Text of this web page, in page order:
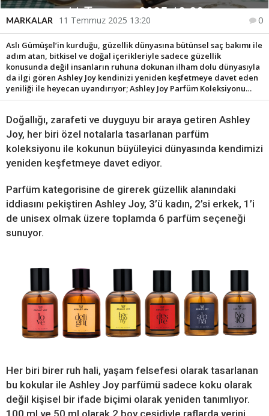
11 Temmuz 2025 13:20
MARKALAR 11 Temmuz 2025 13:20 0
Aslı Gümüşel’in kurduğu, güzellik dünyasına bütünsel saç bakımı ile
adım atan, bitkisel ve doğal içerikleriyle sadece güzellik
konusunda değil insanların ruhuna dokunan ilham dolu dünyasıyla
da ilgi gören Ashley Joy kendinizi yeniden keşfetmeye davet eden
yeniliği ile heyecan uyandırıyor; Ashley Joy Parfüm Koleksiyonu…
Doğallığı, zarafeti ve duyguyu bir araya getiren Ashley
Joy, her biri özel notalarla tasarlanan parfüm
koleksiyonu ile kokunun büyüleyici dünyasında kendimizi
yeniden keşfetmeye davet ediyor.
Parfüm kategorisine de girerek güzellik alanındaki
iddiasını pekiştiren Ashley Joy, 3’ü kadın, 2’si erkek, 1’i
de unisex olmak üzere toplamda 6 parfüm seçeneği
sunuyor.
Her biri birer ruh hali, yaşam felsefesi olarak tasarlanan
bu kokular ile Ashley Joy parfümü sadece koku olarak
değil kişisel bir ifade biçimi olarak yeniden tanımlıyor.